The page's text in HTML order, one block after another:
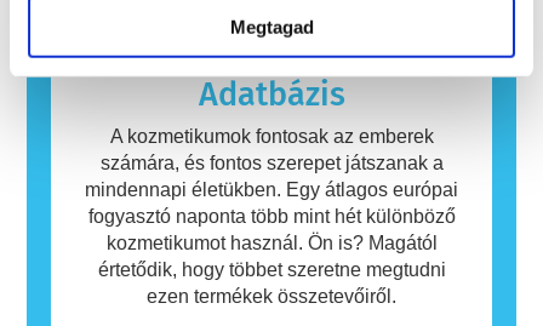
Megtagad
anyagot allergénnek nevezzük. A kozmetikai
és testápolási termékek olyan összetevőket
tartalmazhatnak, amelyek egyes emberek
számára allergiát okozhatnak. Ez nem jelenti
azt, hogy a termék mások számára nem
biztonságos.
Adatbázis
A kozmetikumok fontosak az emberek
számára, és fontos szerepet játszanak a
mindennapi életükben. Egy átlagos európai
fogyasztó naponta több mint hét különböző
kozmetikumot használ. Ön is? Magától
értetődik, hogy többet szeretne megtudni
ezen termékek összetevőiről.